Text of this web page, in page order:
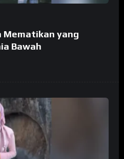
Mematikan yang
Bawah